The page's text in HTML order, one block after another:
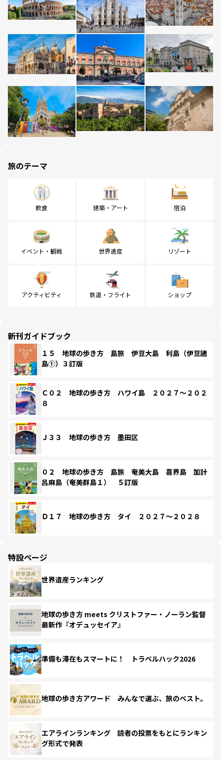
旅のテーマ
飲食 建築・アート 宿泊
イベント・観戦 世界遺産 リゾート
アクティビティ 鉄道・フライト ショップ
新刊ガイドブック
１５ 地球の歩き方 島旅 伊豆大島 利島（伊豆諸
島①）３訂版
Ｃ０２ 地球の歩き方 ハワイ島 ２０２７～２０２
８
Ｊ３３ 地球の歩き方 墨田区
０２ 地球の歩き方 島旅 奄美大島 喜界島 加計
呂麻島（奄美群島１） ５訂版
Ｄ１７ 地球の歩き方 タイ ２０２７～２０２８
特設ページ
世界遺産ランキング
地球の歩き方 meets クリストファー・ノーラン監督
最新作『オデュッセイア』
準備も滞在もスマートに！ トラベルハック2026
地球の歩き方アワード みんなで選ぶ、旅のベスト。
エアラインランキング 読者の投票をもとにランキン
グ形式で発表